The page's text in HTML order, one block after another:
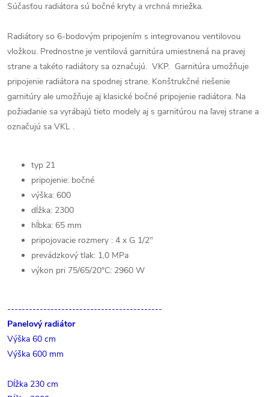
Súčasťou radiátora sú bočné kryty a vrchná mriežka.
Radiátory so 6-bodovým pripojením s integrovanou ventilovou
vložkou. Prednostne je ventilová garnitúra umiestnená na pravej
strane a takéto radiátory sa označujú. VKP. Garnitúra umožňuje
pripojenie radiátora na spodnej strane. Konštrukčné riešenie
garnitúry ale umožňuje aj klasické bočné pripojenie radiátora. Na
požiadanie sa vyrábajú tieto modely aj s garnitúrou na ľavej strane a
označujú sa VKL .
typ 21
pripojenie: bočné
výška: 600
dĺžka: 2300
hĺbka: 65 mm
pripojovacie rozmery : 4 x G 1/2"
prevádzkový tlak: 1,0 MPa
výkon pri 75/65/20°C: 2960 W
-------------------------------------------
Panelový radiátor
Výška 60 cm
Výška 600 mm
Dĺžka 230 cm